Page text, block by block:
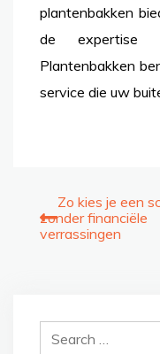
plantenbakken
de expertise
Plantenbakken
service die uw
Post
navigation
Zo kies je een
zonder financiële
verrassingen
Search
for: